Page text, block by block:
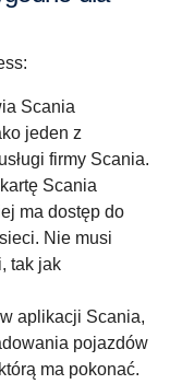
Scania
jeden z
firmy Scania.
Scania
ma dostęp do
Nie musi
tak jak
aplikacji Scania,
pojazdów
ma pokonać.